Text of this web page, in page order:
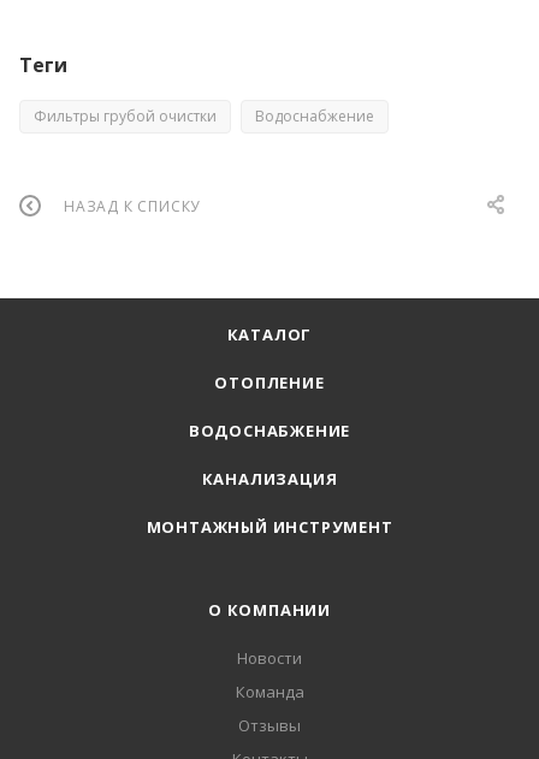
Теги
Фильтры грубой очистки Водоснабжение
НАЗАД К СПИСКУ
КАТАЛОГ
ОТОПЛЕНИЕ
ВОДОСНАБЖЕНИЕ
КАНАЛИЗАЦИЯ
МОНТАЖНЫЙ ИНСТРУМЕНТ
О КОМПАНИИ
Новости
Команда
Отзывы